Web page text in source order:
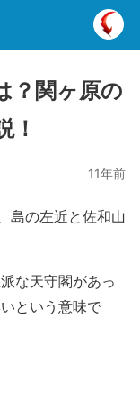
？関ヶ原の
！
11年前
島の左近と佐和山
な天守閣があっ
という意味で